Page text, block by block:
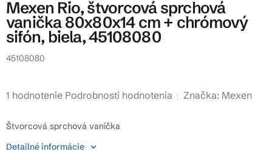
Mexen Rio, štvorcová sprchová
vanička 80x80x14 cm + chrómový
sifón, biela, 45108080
45108080
Priemerné
produktu
4,0
1 hodnotenie Podrobnosti hodnotenia Značka: Mexen
Štvorcová sprchová vanička
Detailné informácie